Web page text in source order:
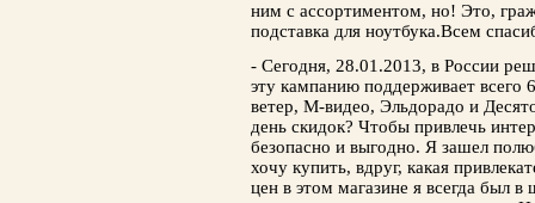
ним с ассортиментом, но! Это,
подставка для ноутбука.Всем
- Сегодня, 28.01.2013, в России
эту кампанию поддерживает
ветер, М-видео, Эльдорадо и
день скидок? Чтобы привлечь
безопасно и выгодно. Я зашел
хочу купить, вдруг, какая
цен в этом магазине я всегда был